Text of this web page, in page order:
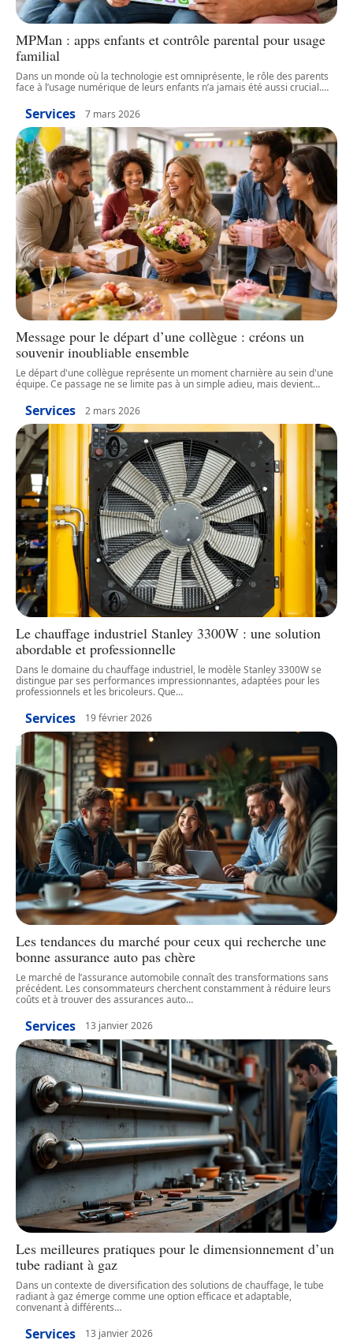
MPMan : apps enfants et contrôle parental pour usage
familial
Dans un monde où la technologie est omniprésente, le rôle des parents
face à l’usage numérique de leurs enfants n’a jamais été aussi crucial.…
Services 7 mars 2026
Message pour le départ d’une collègue : créons un
souvenir inoubliable ensemble
Le départ d'une collègue représente un moment charnière au sein d'une
équipe. Ce passage ne se limite pas à un simple adieu, mais devient…
Services 2 mars 2026
Le chauffage industriel Stanley 3300W : une solution
abordable et professionnelle
Dans le domaine du chauffage industriel, le modèle Stanley 3300W se
distingue par ses performances impressionnantes, adaptées pour les
professionnels et les bricoleurs. Que…
Services 19 février 2026
Les tendances du marché pour ceux qui recherche une
bonne assurance auto pas chère
Le marché de l’assurance automobile connaît des transformations sans
précédent. Les consommateurs cherchent constamment à réduire leurs
coûts et à trouver des assurances auto…
Services 13 janvier 2026
Les meilleures pratiques pour le dimensionnement d’un
tube radiant à gaz
Dans un contexte de diversification des solutions de chauffage, le tube
radiant à gaz émerge comme une option efficace et adaptable,
convenant à différents…
Services 13 janvier 2026